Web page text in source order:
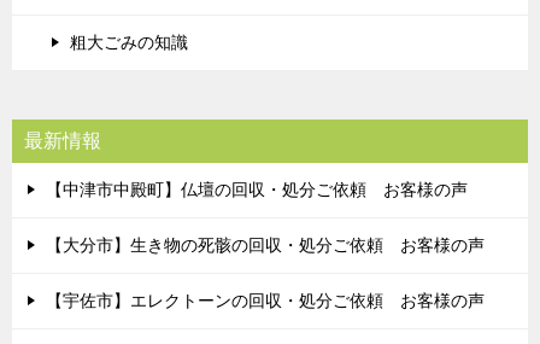
粗大ごみの知識
最新情報
【中津市中殿町】仏壇の回収・処分ご依頼 お客様の声
【大分市】生き物の死骸の回収・処分ご依頼 お客様の声
【宇佐市】エレクトーンの回収・処分ご依頼 お客様の声